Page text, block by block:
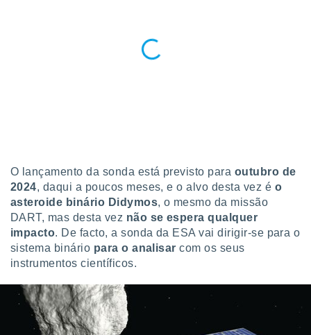
o
de
num
para
O lançamento da sonda está previsto para outubro de
2024, daqui a poucos meses, e o alvo desta vez é o
asteroide binário Didymos, o mesmo da missão
DART, mas desta vez não se espera qualquer
impacto. De facto, a sonda da ESA vai dirigir-se para o
sistema binário para o analisar com os seus
instrumentos científicos.